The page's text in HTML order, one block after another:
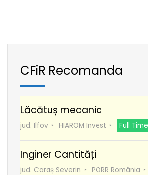
CFiR Recomanda
Lăcătuș mecanic
jud. Ilfov HIAROM Invest Full Time
Inginer Cantități
jud. Caraș Severin PORR România